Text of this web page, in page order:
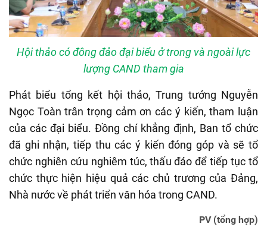
Hội thảo có đông đảo đại biểu ở trong và ngoài lực
lượng CAND tham gia
Phát biểu tổng kết hội thảo, Trung tướng Nguyễn
Ngọc Toàn trân trọng cảm ơn các ý kiến, tham luận
của các đại biểu. Đồng chí khẳng định, Ban tổ chức
đã ghi nhận, tiếp thu các ý kiến đóng góp và sẽ tổ
chức nghiên cứu nghiêm túc, thấu đáo để tiếp tục tổ
chức thực hiện hiệu quả các chủ trương của Đảng,
Nhà nước về phát triển văn hóa trong CAND.
PV (tổng hợp)